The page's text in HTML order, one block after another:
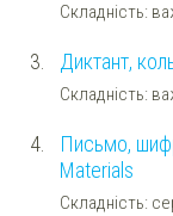
Складність:
3. Диктант,
Складність:
4.
Письмо,
Materials
Складність: